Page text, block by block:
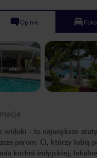
Opinie
widoki - to największe
parom. Ci, którzy
kuchni indyjskiej,